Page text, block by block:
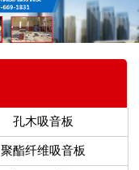
孔木吸音板
聚酯纤维吸音板